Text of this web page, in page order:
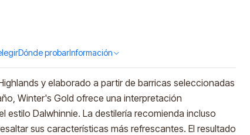
Dónde probarInformación
y elaborado a partir de barricas seleccionadas
Winter's Gold ofrece una interpretación
estilo Dalwhinnie. La destilería recomienda incluso
sus características más refrescantes. El resultado